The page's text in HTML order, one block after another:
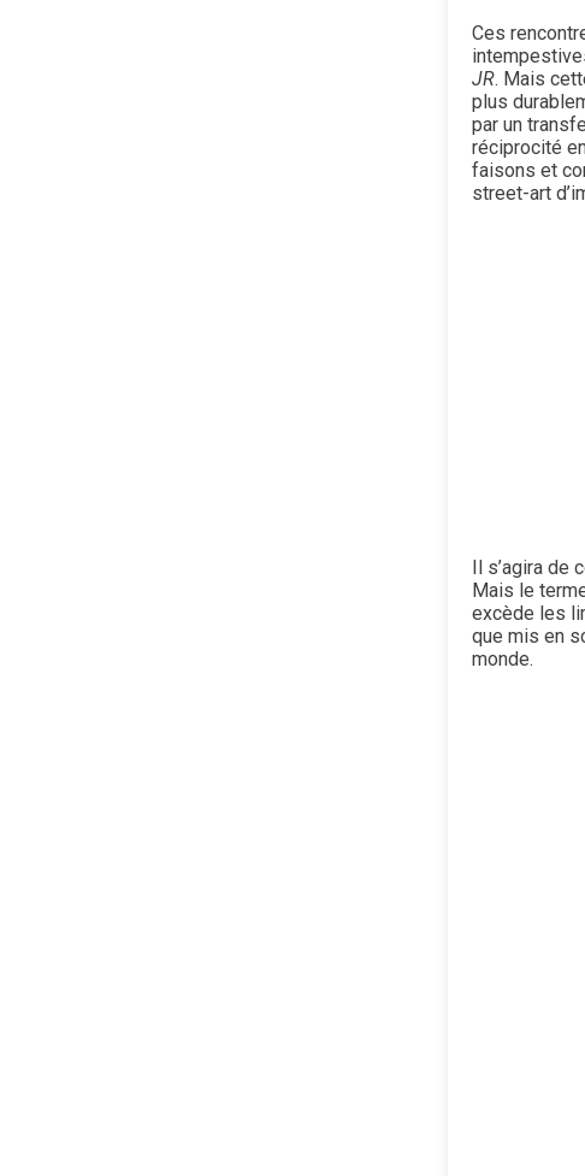
Ces
JR. Mais
plus
par un
réciprocité
faisons et
street-art
Il s’agira
Mais le
excède les
que mis en
monde.